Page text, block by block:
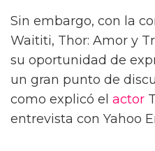
Sin embargo, con la
Waititi, Thor: Amor y
su oportunidad de
un gran punto de
como explicó el actor
entrevista con Yahoo